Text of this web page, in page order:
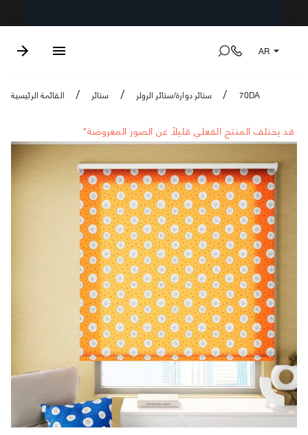
AR
القائمة الرئيسية / ستائر / ستائر دوارة/ستائر الرولر / 70DA
*قد يختلف المنتج الفعلي قليلاً عن الصور المعروضة